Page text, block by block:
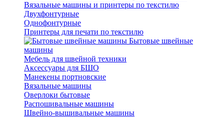
Вязальные машины и принтеры по текстилю
Двухфонтурные
Однофонтурные
Принтеры для печати по текстилю
Бытовые швейные
машины
Мебель для швейной техники
Аксессуары для БШО
Манекены портновские
Вязальные машины
Оверлоки бытовые
Распошивальные машины
Швейно-вышивальные машины